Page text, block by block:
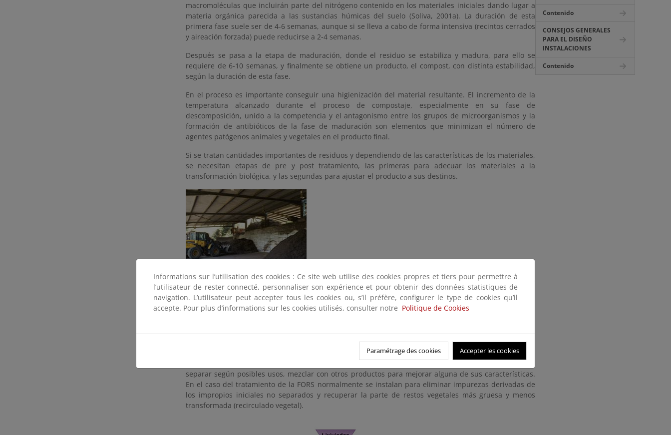
macromoléculas que incluirán parte del nitrógeno contenido en los materiales iniciales dando lugar a
materia orgánica parecida a las sustancias húmicas del suelo (Soliva, 2001a). La duración de esta
primera fase suele ser de 4-6 semanas, aunque si se lleva a cabo de forma intensiva (recintos cerrados
y aireación forzada) puede reducirse a 2-4 semanas.
Después se pasa a la etapa de maduración, donde el residuo se estabiliza y madura, para ello se
requiere de 6-10 semanas, y finalmente se obtiene un producto, el compost, con distinta estabilidad,
según la duración de esta fase.
En el proceso es importante conseguir una higienización del material resultante. El incremento de la
temperatura alcanzado durante el proceso de compostaje, especialmente en su fase de
descomposición, unido a la competencia y el antagonismo entre los grupos de microorganismos y la
formación de antibióticos de la fase de maduración son elementos que minimizan el número de
agentes patógenos animales y vegetales en el producto final.
Si se tratan cantidades importantes de residuos y dependiendo de las características de los materiales,
se necesitan etapas de pre y post tratamiento, las primeras para adecuar los materiales a la
transformación biológica, y las segundas para ajustar el producto a sus destinos.
En el pretratamiento, la FORS, por su elevado contenido en humedad, materia orgánica fermentable y
nitrógeno, necesita ser mezclada con otro tipo de residuos (Soliva et al, 1993; Pérez et al, 1995 y 1999;
López at al, 2010a y b), como restos vegetales (poda), que incrementan la porosidad, equilibran los
contenidos aire/agua, y permiten adecuar la proporción en biopolímeros y la relación C/N. Las mezclas
Las etapas de post-tratamiento pueden tener distintas finalidades: fraccionar según granulometría,
separar según posibles usos, mezclar con otros productos para mejorar alguna de sus características.
En el caso del tratamiento de la FORS normalmente se instalan para eliminar impurezas derivadas de
los impropios iniciales no separados y recuperar la parte de restos vegetales más gruesa y menos
transformada (recirculado vegetal).
Contenido
CONSEJOS GENERALES
PARA EL DISEÑO
INSTALACIONES
Contenido
Informations sur l’utilisation des cookies : Ce site web utilise des cookies propres et tiers pour permettre à
l’utilisateur de rester connecté, personnaliser son expérience et pour obtenir des données statistiques de
navigation. L’utilisateur peut accepter tous les cookies ou, s’il préfère, configurer le type de cookies qu’il
accepte. Pour plus d’informations sur les cookies utilisés, consulter notre Politique de Cookies
Paramétrage des cookies Accepter les cookies